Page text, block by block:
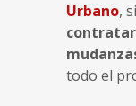
Urbano,
todo el